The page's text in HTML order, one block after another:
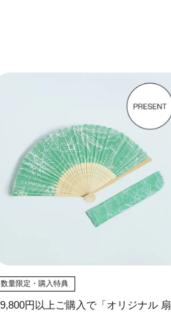
数量限定・購入特典
円以上ご購入で「オリジナル 扇